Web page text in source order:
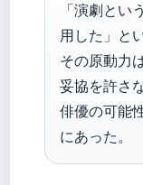
「演劇とい
用した」と
その原動力は
妥協を許さ
俳優の可能
にあった。